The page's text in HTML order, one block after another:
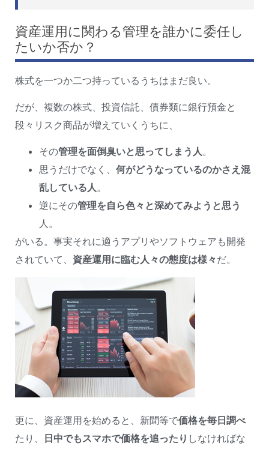
資産運用に関わる管理を誰かに委任し
たいか否か？
株式を一つか二つ持っているうちはまだ良い。
だが、複数の株式、投資信託、債券類に銀行預金と
段々リスク商品が増えていくうちに、
その管理を面倒臭いと思ってしまう人。
思うだけでなく、 何がどうなっているのかさえ混
乱している人。
逆にその管理を自ら色々と深めてみようと思う
人。
がいる。事実それに適うアプリやソフトウェアも開発
されていて、 資産運用に臨む人々の態度は様々だ。
更に、資産運用を始めると、新聞等で価格を毎日調べ
たり、
日中でもスマホで価格を追ったり しなければな